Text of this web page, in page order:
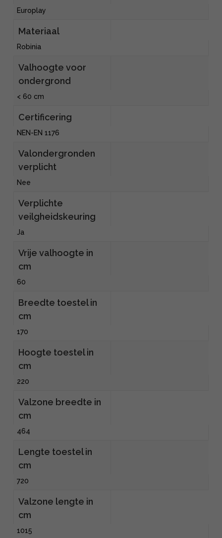
Europlay
Materiaal
Robinia
Valhoogte voor
ondergrond
< 60 cm
Certificering
NEN-EN 1176
Valondergronden
verplicht
Nee
Verplichte
veilgheidskeuring
Ja
Vrije valhoogte in
cm
60
Breedte toestel in
cm
170
Hoogte toestel in
cm
220
Valzone breedte in
cm
464
Lengte toestel in
cm
720
Valzone lengte in
cm
1015